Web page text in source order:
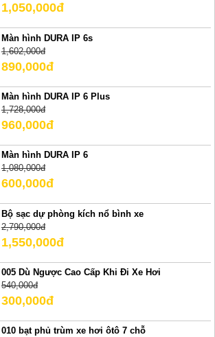
1,050,000đ
Màn hình DURA IP 6s
1,602,000đ
890,000đ
Màn hình DURA IP 6 Plus
1,728,000đ
960,000đ
Màn hình DURA IP 6
1,080,000đ
600,000đ
Bộ sạc dự phòng kích nổ bình xe
2,790,000đ
1,550,000đ
005 Dù Ngược Cao Cấp Khi Đi Xe Hơi
540,000đ
300,000đ
010 bạt phủ trùm xe hơi ôtô 7 chỗ